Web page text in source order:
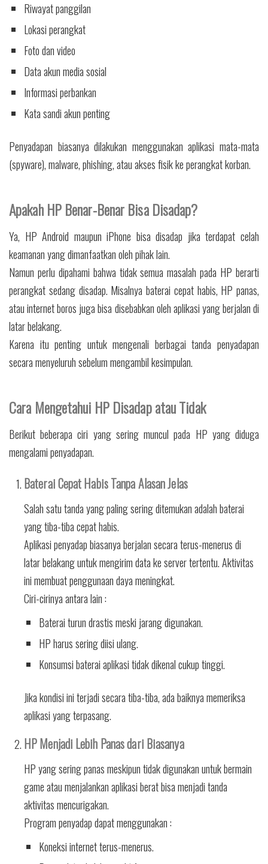
Riwayat panggilan
Lokasi perangkat
Foto dan video
Data akun media sosial
Informasi perbankan
Kata sandi akun penting
Penyadapan biasanya dilakukan menggunakan aplikasi mata-mata
(spyware), malware, phishing, atau akses fisik ke perangkat korban.
Apakah HP Benar-Benar Bisa Disadap?
Ya, HP Android maupun iPhone bisa disadap jika terdapat celah
keamanan yang dimanfaatkan oleh pihak lain.
Namun perlu dipahami bahwa tidak semua masalah pada HP berarti
perangkat sedang disadap. Misalnya baterai cepat habis, HP panas,
atau internet boros juga bisa disebabkan oleh aplikasi yang berjalan di
latar belakang.
Karena itu penting untuk mengenali berbagai tanda penyadapan
secara menyeluruh sebelum mengambil kesimpulan.
Cara Mengetahui HP Disadap atau Tidak
Berikut beberapa ciri yang sering muncul pada HP yang diduga
mengalami penyadapan.
Baterai Cepat Habis Tanpa Alasan Jelas
Salah satu tanda yang paling sering ditemukan adalah baterai
yang tiba-tiba cepat habis.
Aplikasi penyadap biasanya berjalan secara terus-menerus di
latar belakang untuk mengirim data ke server tertentu. Aktivitas
ini membuat penggunaan daya meningkat.
Ciri-cirinya antara lain :
Baterai turun drastis meski jarang digunakan.
HP harus sering diisi ulang.
Konsumsi baterai aplikasi tidak dikenal cukup tinggi.
Jika kondisi ini terjadi secara tiba-tiba, ada baiknya memeriksa
aplikasi yang terpasang.
HP Menjadi Lebih Panas dari Biasanya
HP yang sering panas meskipun tidak digunakan untuk bermain
game atau menjalankan aplikasi berat bisa menjadi tanda
aktivitas mencurigakan.
Program penyadap dapat menggunakan :
Koneksi internet terus-menerus.